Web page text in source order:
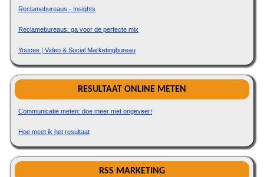
Reclamebureaus - Insights
Reclamebureaus: ga voor de perfecte mix
Youcee | Video & Social Marketingbureau
RESULTAAT ONLINE METEN
Communicatie meten: doe meer met ongeveer!
Hoe meet ik het resultaat
RSS MARKETING